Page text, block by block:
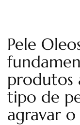
Pele
produtos
tipo de
agravar o